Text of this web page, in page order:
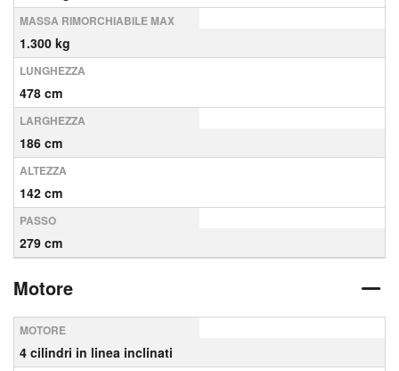
MASSA RIMORCHIABILE MAX
1.300 kg
LUNGHEZZA
478 cm
LARGHEZZA
186 cm
ALTEZZA
142 cm
PASSO
279 cm
Motore
MOTORE
4 cilindri in linea inclinati